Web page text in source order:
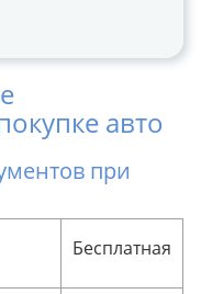
авто
при
Бесплатная